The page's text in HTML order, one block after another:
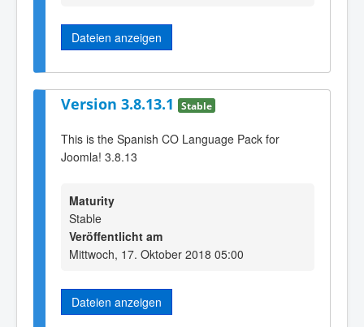
Dateien anzeigen
Version 3.8.13.1 Stable
This is the Spanish CO Language Pack for
Joomla! 3.8.13
Maturity
Stable
Veröffentlicht am
Mittwoch, 17. Oktober 2018 05:00
Dateien anzeigen